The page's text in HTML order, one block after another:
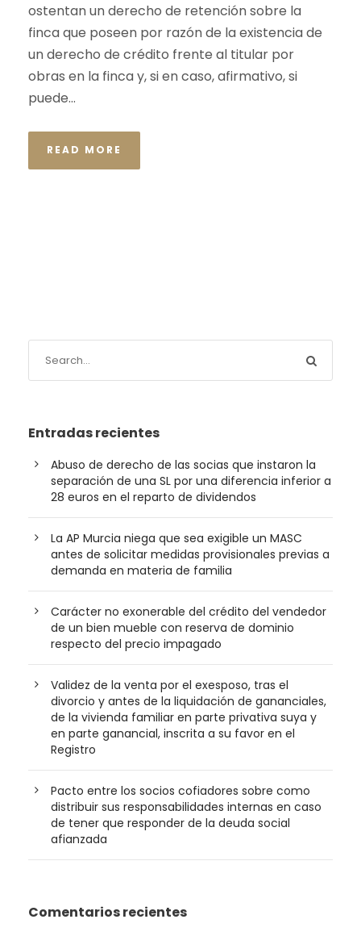
ostentan un derecho de retención sobre la
finca que poseen por razón de la existencia de
un derecho de crédito frente al titular por
obras en la finca y, si en caso, afirmativo, si
puede...
READ MORE
Entradas recientes
Abuso de derecho de las socias que instaron la
separación de una SL por una diferencia inferior a
28 euros en el reparto de dividendos
La AP Murcia niega que sea exigible un MASC
antes de solicitar medidas provisionales previas a
demanda en materia de familia
Carácter no exonerable del crédito del vendedor
de un bien mueble con reserva de dominio
respecto del precio impagado
Validez de la venta por el exesposo, tras el
divorcio y antes de la liquidación de gananciales,
de la vivienda familiar en parte privativa suya y
en parte ganancial, inscrita a su favor en el
Registro
Pacto entre los socios cofiadores sobre como
distribuir sus responsabilidades internas en caso
de tener que responder de la deuda social
afianzada
Comentarios recientes